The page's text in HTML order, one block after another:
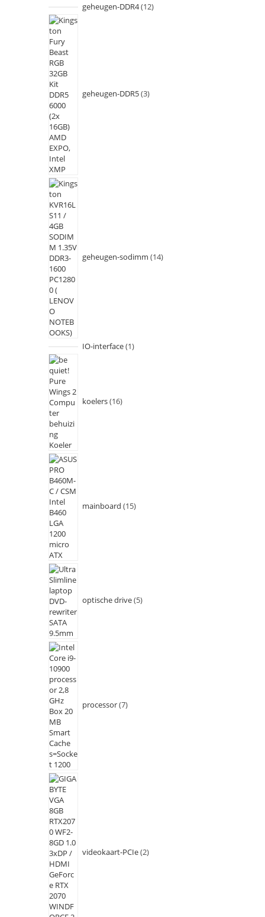
geheugen-DDR4 12
geheugen-DDR5 3
geheugen-sodimm 14
IO-interface 1
koelers 16
mainboard 15
optische drive 5
processor 7
videokaart-PCIe 2